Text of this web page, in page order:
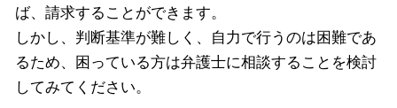
ば、請求することができます。
しかし、判断基準が難しく、自力で行うのは困難であ
るため、困っている方は弁護士に相談することを検討
してみてください。